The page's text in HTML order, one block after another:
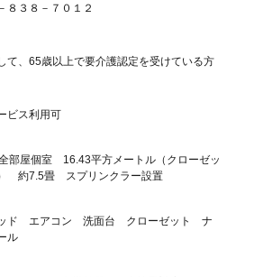
８３８－７０１２
て、65歳以上で要介護認定を受けている方
ビス利用可
部屋個室 16.43平方メートル（クローゼッ
約7.5畳 スプリンクラー設置
ド エアコン 洗面台 クローゼット ナ
ル